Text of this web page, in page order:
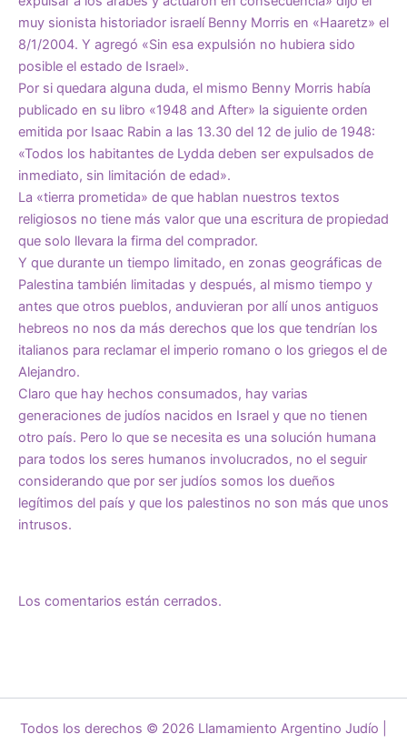
muy sionista historiador israelí Benny Morris en «Haaretz» el
8/1/2004. Y agregó «Sin esa expulsión no hubiera sido
posible el estado de Israel».
Por si quedara alguna duda, el mismo Benny Morris había
publicado en su libro «1948 and After» la siguiente orden
emitida por Isaac Rabin a las 13.30 del 12 de julio de 1948:
«Todos los habitantes de Lydda deben ser expulsados de
inmediato, sin limitación de edad».
La «tierra prometida» de que hablan nuestros textos
religiosos no tiene más valor que una escritura de propiedad
que solo llevara la firma del comprador.
Y que durante un tiempo limitado, en zonas geográficas de
Palestina también limitadas y después, al mismo tiempo y
antes que otros pueblos, anduvieran por allí unos antiguos
hebreos no nos da más derechos que los que tendrían los
italianos para reclamar el imperio romano o los griegos el de
Alejandro.
Claro que hay hechos consumados, hay varias
generaciones de judíos nacidos en Israel y que no tienen
otro país. Pero lo que se necesita es una solución humana
para todos los seres humanos involucrados, no el seguir
considerando que por ser judíos somos los dueños
legítimos del país y que los palestinos no son más que unos
intrusos.
Los comentarios están cerrados.
Todos los derechos © 2026 Llamamiento Argentino Judío |